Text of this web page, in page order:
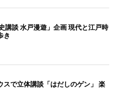
講談 水戸漫遊」企画 現代と江戸時
き
スで立体講談「はだしのゲン」 楽